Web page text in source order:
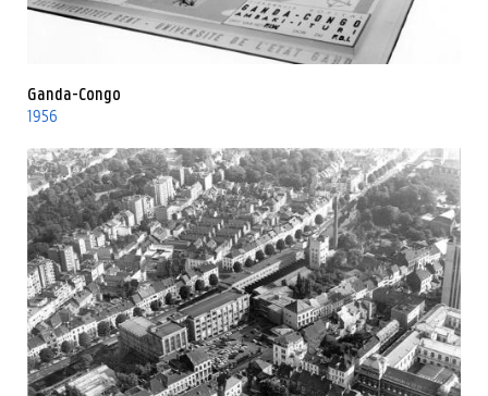
Ganda-Congo
1956